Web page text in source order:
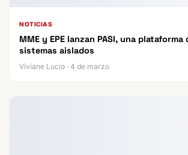
NOTICIAS
MME y EPE lanzan PASI, una
sistemas aislados
Viviane Lucio · 4 de marzo